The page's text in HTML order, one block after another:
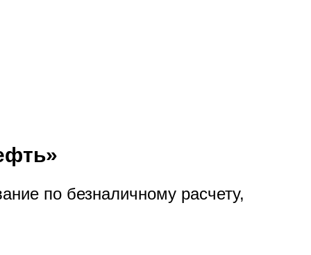
по безналичному расчету,